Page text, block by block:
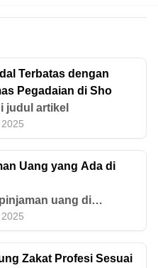
Terbatas dengan
Pegadaian di Sho
judul artikel
Uang yang Ada di
uang di
informasi lengkap
proses, dan pilihan
tersedia
Zakat Profesi Sesuai